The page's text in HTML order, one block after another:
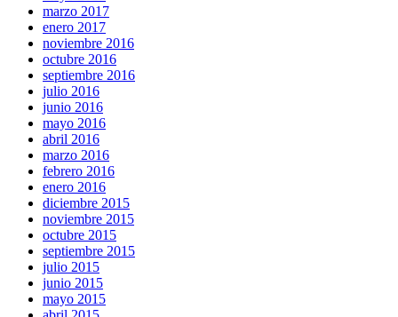
marzo 2017
enero 2017
noviembre 2016
octubre 2016
septiembre 2016
julio 2016
junio 2016
mayo 2016
abril 2016
marzo 2016
febrero 2016
enero 2016
diciembre 2015
noviembre 2015
octubre 2015
septiembre 2015
julio 2015
junio 2015
mayo 2015